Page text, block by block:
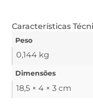
Características
Peso
0,144 kg
Dimensões
18,5 × 4 × 3 cm